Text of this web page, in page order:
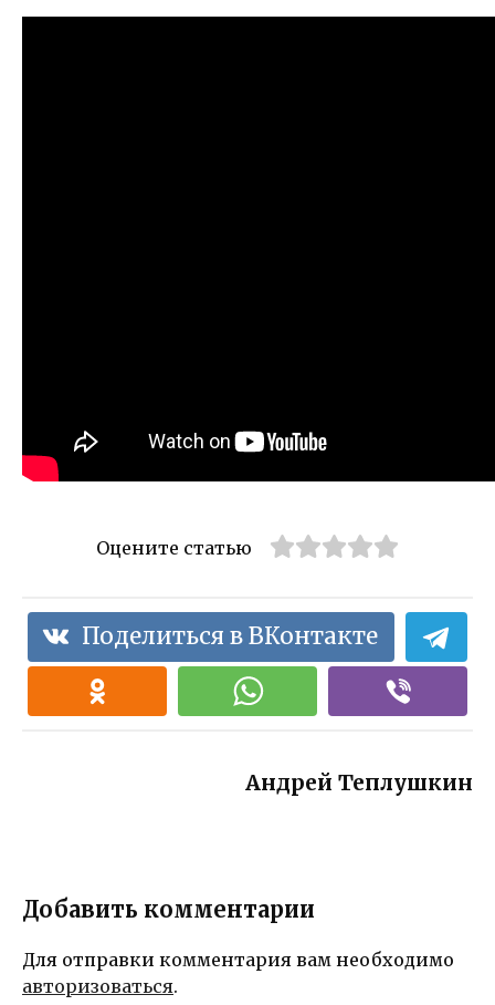
Оцените статью
Поделиться в ВКонтакте
Андрей Теплушкин
Добавить комментарии
Для отправки комментария вам необходимо
авторизоваться.